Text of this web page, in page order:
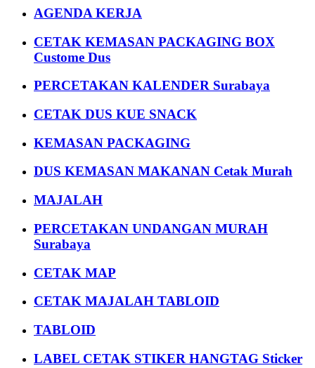
AGENDA KERJA
CETAK KEMASAN PACKAGING BOX
Custome Dus
PERCETAKAN KALENDER Surabaya
CETAK DUS KUE SNACK
KEMASAN PACKAGING
DUS KEMASAN MAKANAN Cetak Murah
MAJALAH
PERCETAKAN UNDANGAN MURAH
Surabaya
CETAK MAP
CETAK MAJALAH TABLOID
TABLOID
LABEL CETAK STIKER HANGTAG Sticker